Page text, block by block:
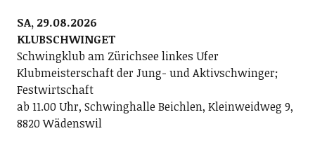
SA, 29.08.2026
KLUBSCHWINGET
Schwingklub am Zürichsee linkes Ufer
Klubmeisterschaft der Jung- und Aktivschwinger;
Festwirtschaft
ab 11.00 Uhr, Schwinghalle Beichlen, Kleinweidweg 9,
8820 Wädenswil